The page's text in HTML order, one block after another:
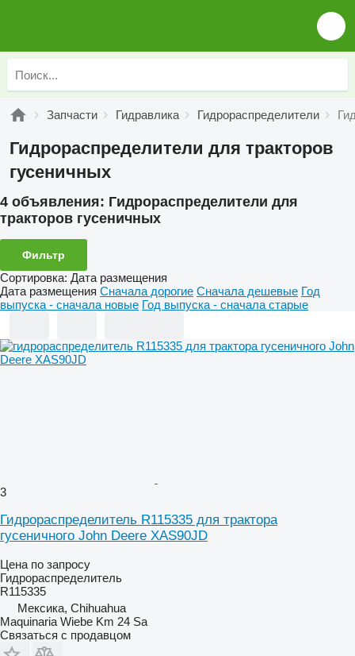
Запчасти Гидравлика Гидрораспределители
Гидрораспределители для тракторов
гусеничных
4 объявления: Гидрораспределители для
тракторов гусеничных
Фильтр
Сортировка: Дата размещения
Дата размещения Сначала дорогие Сначала дешевые Год
выпуска - сначала новые Год выпуска - сначала старые
3
Гидрораспределитель R115335 для трактора
гусеничного John Deere XAS90JD
Цена по запросу
Гидрораспределитель
R115335
Мексика, Chihuahua
Maquinaria Wiebe Km 24 Sa
Связаться с продавцом